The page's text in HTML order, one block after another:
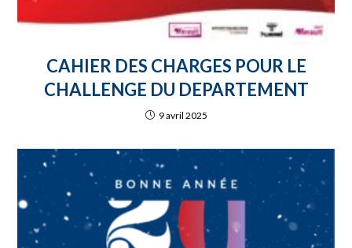
CAHIER DES CHARGES POUR LE
CHALLENGE DU DEPARTEMENT
9 avril 2025